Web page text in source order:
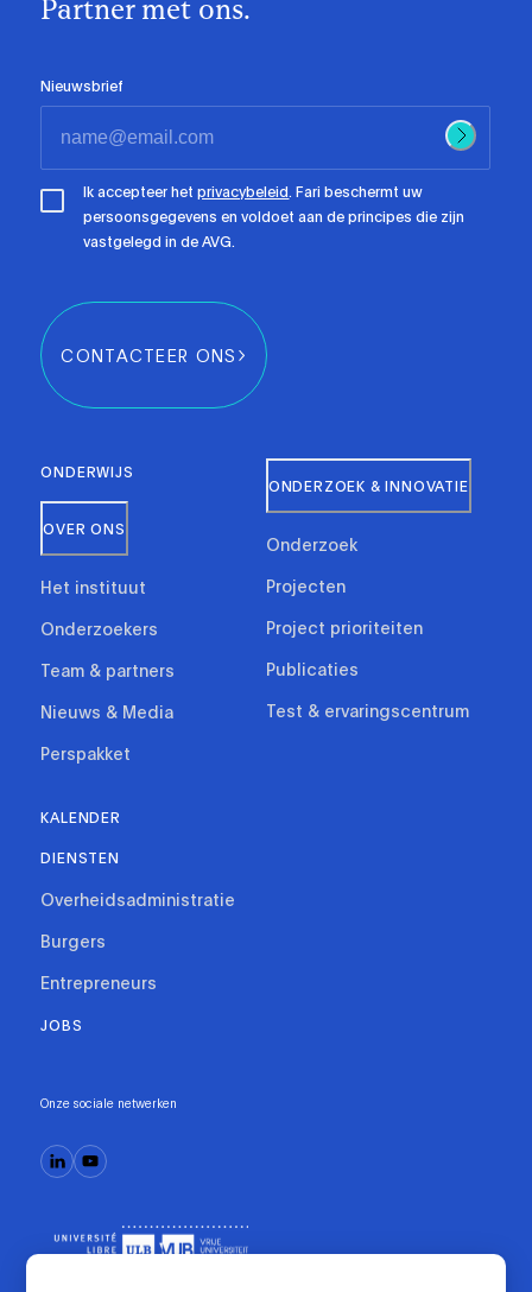
Partner met ons.
Nieuwsbrief
Ik accepteer hetprivacybeleid. Fari beschermt uw
persoonsgegevens en voldoet aan de principes die zijn
vastgelegd in de AVG.
CONTACTEER ONS
ONDERWIJS
OVER ONS
Het instituut
Onderzoekers
Team & partners
Nieuws & Media
Perspakket
ONDERZOEK & INNOVATIE
Onderzoek
Projecten
Project prioriteiten
Publicaties
Test & ervaringscentrum
KALENDER
DIENSTEN
Overheidsadministratie
Burgers
Entrepreneurs
JOBS
Onze sociale netwerken